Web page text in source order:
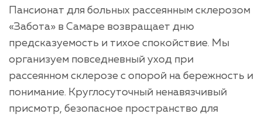
Пансионат для больных рассеянным склерозом
«Забота» в Самаре возвращает дню
предсказуемость и тихое спокойствие. Мы
организуем повседневный уход при
рассеянном склерозе с опорой на бережность и
понимание. Круглосуточный ненавязчивый
присмотр, безопасное пространство для